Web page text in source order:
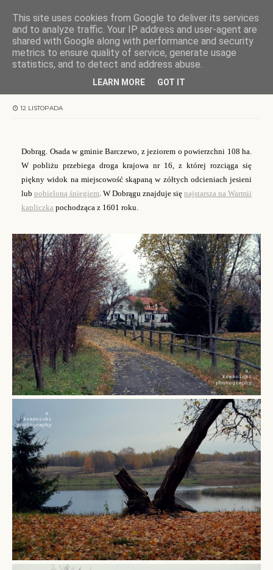
KOCHAMY WARMIĘ
Strona główna wieże Warmia jesienna
Warmia jesienna
12 LISTOPADA
Dobrąg. Osada w gminie Barczewo, z jeziorem o powierzchni 108 ha.
W pobliżu przebiega droga krajowa nr 16, z której rozciąga się
piękny widok na miejscowość skąpaną w zółtych odcieniach jesieni
lub pobieloną śniegiem. W Dobrągu znajduje się najstarsza na Warmii
kapliczka pochodząca z 1601 roku.
This site uses cookies from Google to deliver its services
and to analyze traffic. Your IP address and user-agent are
shared with Google along with performance and security
metrics to ensure quality of service, generate usage
statistics, and to detect and address abuse.
LEARN MORE GOT IT